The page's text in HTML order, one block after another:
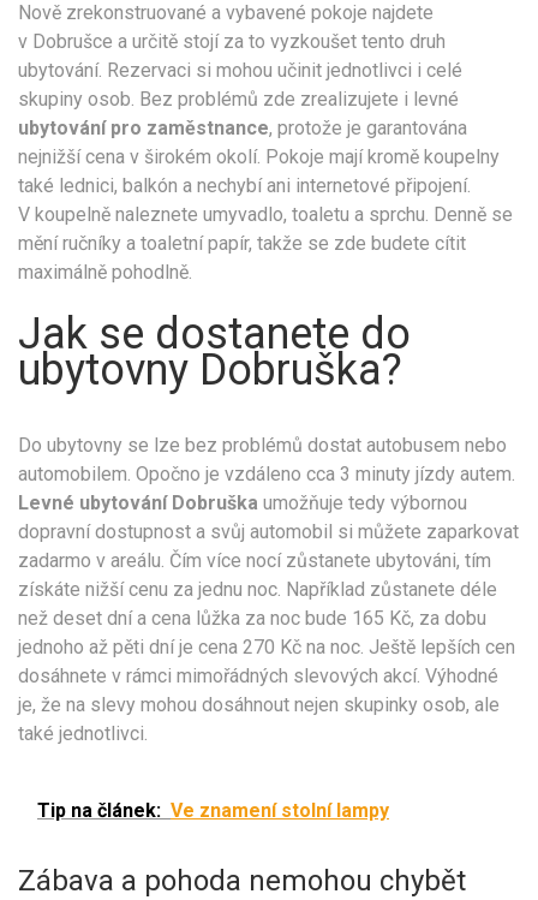
Nově zrekonstruované a vybavené pokoje najdete
v Dobrušce a určitě stojí za to vyzkoušet tento druh
ubytování. Rezervaci si mohou učinit jednotlivci i celé
skupiny osob. Bez problémů zde zrealizujete i levné
ubytování pro zaměstnance, protože je garantována
nejnižší cena v širokém okolí. Pokoje mají kromě koupelny
také lednici, balkón a nechybí ani internetové připojení.
V koupelně naleznete umyvadlo, toaletu a sprchu. Denně se
mění ručníky a toaletní papír, takže se zde budete cítit
maximálně pohodlně.
Jak se dostanete do
ubytovny Dobruška?
Do ubytovny se lze bez problémů dostat autobusem nebo
automobilem. Opočno je vzdáleno cca 3 minuty jízdy autem.
Levné ubytování Dobruška umožňuje tedy výbornou
dopravní dostupnost a svůj automobil si můžete zaparkovat
zadarmo v areálu. Čím více nocí zůstanete ubytováni, tím
získáte nižší cenu za jednu noc. Například zůstanete déle
než deset dní a cena lůžka za noc bude 165 Kč, za dobu
jednoho až pěti dní je cena 270 Kč na noc. Ještě lepších cen
dosáhnete v rámci mimořádných slevových akcí. Výhodné
je, že na slevy mohou dosáhnout nejen skupinky osob, ale
také jednotlivci.
Tip na článek: Ve znamení stolní lampy
Zábava a pohoda nemohou chybět